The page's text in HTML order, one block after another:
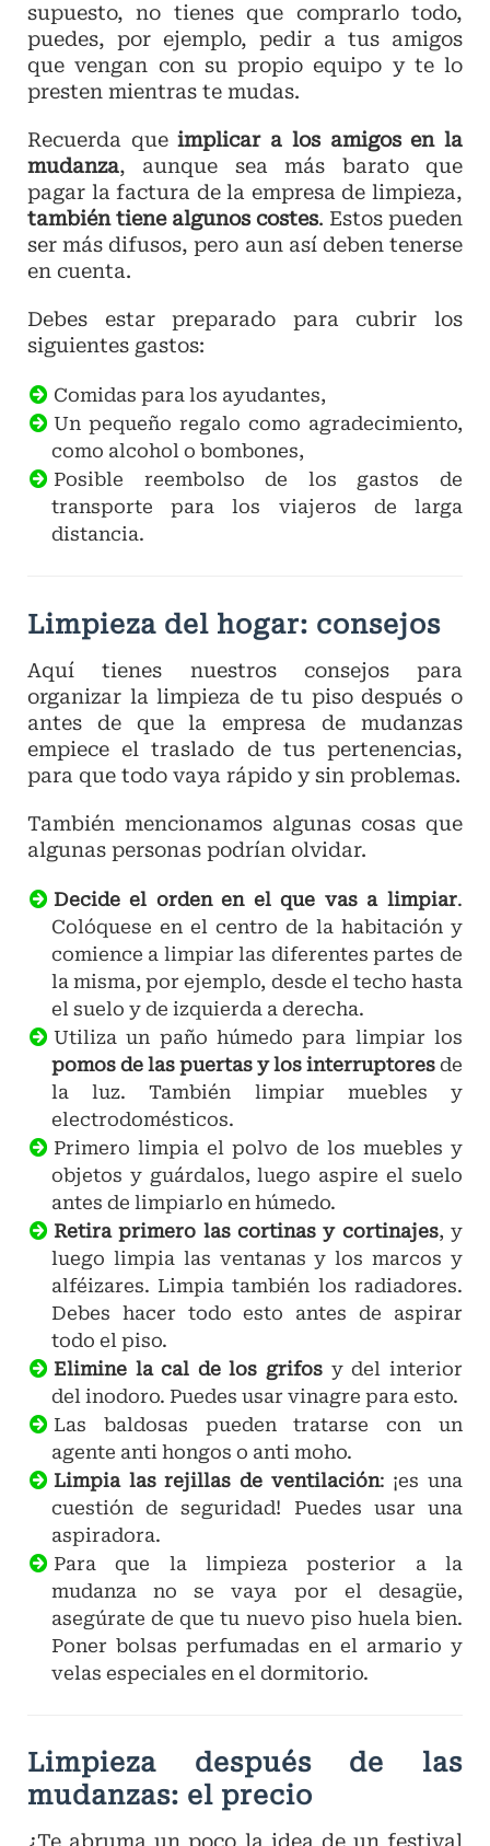
supuesto, no tienes que comprarlo todo,
puedes, por ejemplo, pedir a tus amigos
que vengan con su propio equipo y te lo
presten mientras te mudas.
Recuerda queimplicar a los amigos en la
mudanza, aunque sea más barato que
pagar la factura de la empresa de limpieza,
también tiene algunos costes. Estos pueden
ser más difusos, pero aun así deben tenerse
en cuenta.
Debes estar preparado para cubrir los
siguientes gastos:
Comidas para los ayudantes,
Un pequeño regalo como agradecimiento,
como alcohol o bombones,
Posible reembolso de los gastos de
transporte para los viajeros de larga
distancia.
Limpieza del hogar: consejos
Aquí tienes nuestros consejos para
organizar la limpieza de tu piso después o
antes de que la empresa de mudanzas
empiece el traslado de tus pertenencias,
para que todo vaya rápido y sin problemas.
También mencionamos algunas cosas que
algunas personas podrían olvidar.
Decide el orden en el que vas a limpiar.
Colóquese en el centro de la habitación y
comience a limpiar las diferentes partes de
la misma, por ejemplo, desde el techo hasta
el suelo y de izquierda a derecha.
Utiliza un paño húmedo para limpiar los
pomos de las puertas y los interruptoresde
la luz. También limpiar muebles y
electrodomésticos.
Primero limpia el polvo de los muebles y
objetos y guárdalos, luego aspire el suelo
antes de limpiarlo en húmedo.
Retira primero las cortinas y cortinajes, y
luego limpia las ventanas y los marcos y
alféizares. Limpia también los radiadores.
Debes hacer todo esto antes de aspirar
todo el piso.
Elimine la cal de los grifos y del interior
del inodoro. Puedes usar vinagre para esto.
Las baldosas pueden tratarse con un
agente anti hongos o anti moho.
Limpia las rejillas de ventilación: ¡es una
cuestión de seguridad! Puedes usar una
aspiradora.
Para que la limpieza posterior a la
mudanza no se vaya por el desagüe,
asegúrate de que tu nuevo piso huela bien.
Poner bolsas perfumadas en el armario y
velas especiales en el dormitorio.
Limpieza después de las
mudanzas: el precio
¿Te abruma un poco la idea de un festival